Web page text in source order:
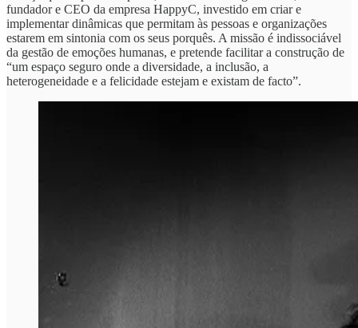
fundador e CEO da empresa HappyC, investido em criar e
implementar dinâmicas que permitam às pessoas e organizações
estarem em sintonia com os seus porquês. A missão é indissociável
da gestão de emoções humanas, e pretende facilitar a construção de
“um espaço seguro onde a diversidade, a inclusão, a
heterogeneidade e a felicidade estejam e existam de facto”.